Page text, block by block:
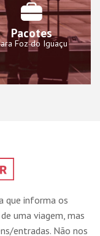
Pacotes
Foz do Iguaçu
que informa os
uma viagem, mas
entradas. Não nos